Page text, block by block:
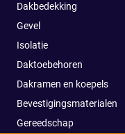
Dakbedekking
Gevel
Isolatie
Daktoebehoren
Dakramen en koepels
Bevestigingsmaterialen
Gereedschap